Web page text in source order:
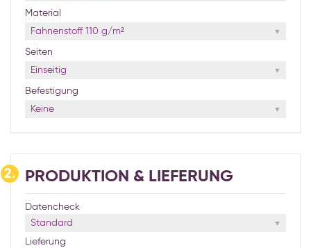
Material
Fahnenstoff 110 g/m²
Seiten
Einseitig
Befestigung
Keine
2. PRODUKTION & LIEFERUNG
Datencheck
Standard
Lieferung